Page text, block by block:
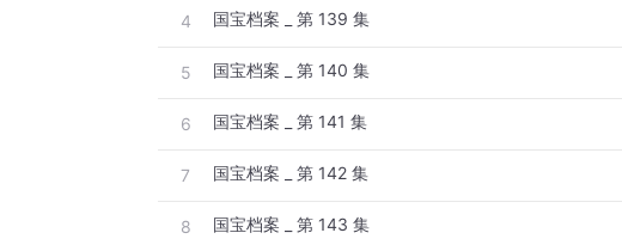
4 国宝档案 _ 第 139 集
5 国宝档案 _ 第 140 集
6 国宝档案 _ 第 141 集
7 国宝档案 _ 第 142 集
8 国宝档案 _ 第 143 集